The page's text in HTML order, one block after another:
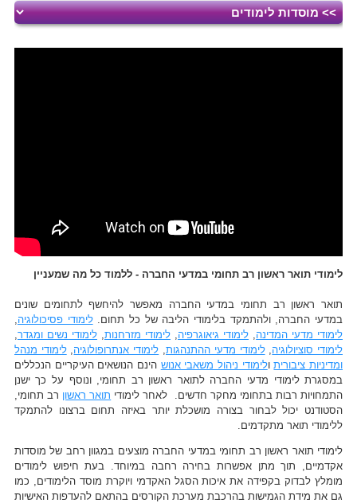
לימודי תואר ראשון רב תחומי במדעי החברה - ללמוד כל מה שמעניין
תואר ראשון רב תחומי במדעי החברה מאפשר להיחשף לתחומים שונים
במדעי החברה, ולהתמקד בלימודי הליבה של כל תחום.לימודי פסיכולוגיה
לימודי מדעי המדינה
לימודי גיאוגרפיה לימודי מזרחנות ,לימודי נשים ומגדר
לימודי סוציולוגיה ,לימודי מדעי ההתנהגות, לימודי אנתרופולוגיה ,לימודי מנהל
ומדיניות ציבוריתולימודי ניהול משאבי אנוש הינם הנושאים העיקריים הנכללים
במסגרת לימודי מדעי החברה לתואר ראשון רב תחומי, ונוסף על כך ישנן
התמחויות רבות בתחומי מחקר חדשים. לאחר לימודי תואר ראשון רב תחומי,
הסטודנט יכול לבחור בצורה מושכלת יותר באיזה תחום ברצונו להתמקד
ללימודי תואר מתקדמים.
לימודי תואר ראשון רב תחומי במדעי החברה מוצעים במגוון רחב של מוסדות
אקדמיים, תוך מתן אפשרות בחירה רחבה במיוחד. בעת חיפוש לימודים
מומלץ לבדוק בקפידה את איכות הסגל האקדמי ויוקרת מוסד הלימודים, כמו
גם את מידת הגמישות בהרכבת מערכת הקורסים בהתאם להעדפות האישיות